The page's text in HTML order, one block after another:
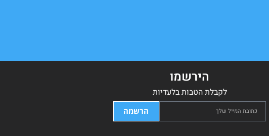
הירשמו
לקבלת הטבות בלעדיות
הרשמה